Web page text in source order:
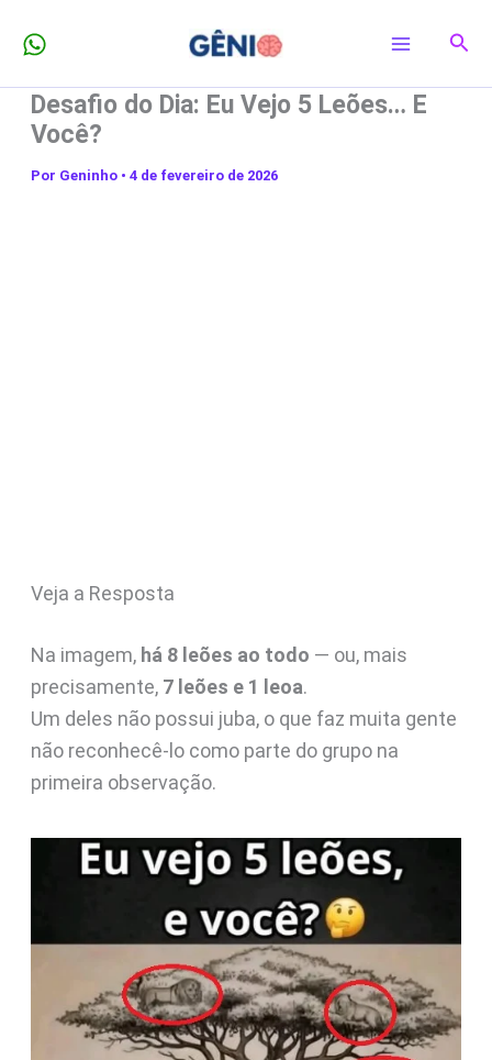
para
conteúdo
Desafio do Dia: Eu Vejo 5 Leões… E
Você?
Por Geninho • 4 de fevereiro de 2026
Veja a Resposta
Na imagem, há 8 leões ao todo — ou, mais
precisamente, 7 leões e 1 leoa.
Um deles não possui juba, o que faz muita gente
não reconhecê-lo como parte do grupo na
primeira observação.